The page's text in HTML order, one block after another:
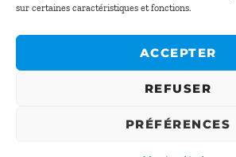
sur certaines caractéristiques et fonctions.
ACCEPTER
REFUSER
PRÉFÉRENCES
resa@la-cascade.net
Mentions légales